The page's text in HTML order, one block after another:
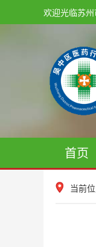
欢迎光临苏州
首页
当前位